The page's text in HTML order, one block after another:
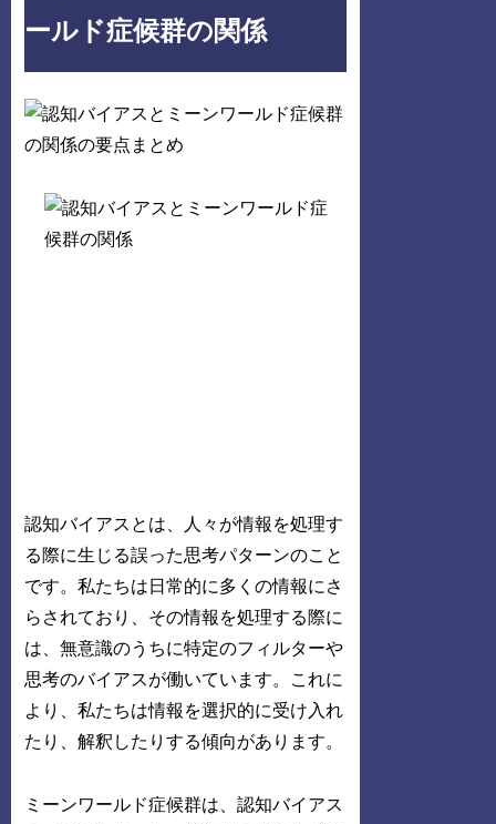
ールド症候群の関係
認知バイアスとは、人々が情報を処理す
る際に生じる誤った思考パターンのこと
です。私たちは日常的に多くの情報にさ
らされており、その情報を処理する際に
は、無意識のうちに特定のフィルターや
思考のバイアスが働いています。これに
より、私たちは情報を選択的に受け入れ
たり、解釈したりする傾向があります。
ミーンワールド症候群は、認知バイアス